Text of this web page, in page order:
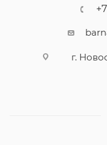
г.